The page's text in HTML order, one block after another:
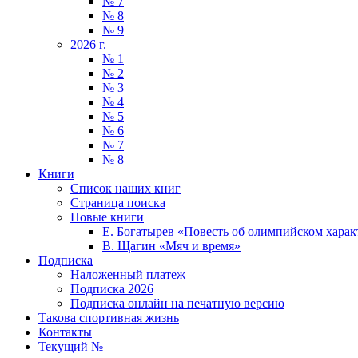
№ 8
№ 9
2026 г.
№ 1
№ 2
№ 3
№ 4
№ 5
№ 6
№ 7
№ 8
Книги
Список наших книг
Страница поиска
Новые книги
Е. Богатырев «Повесть об олимпийском
В. Щагин «Мяч и время»
Подписка
Наложенный платеж
Подписка 2026
Подписка онлайн на печатную версию
Такова спортивная жизнь
Контакты
Текущий №